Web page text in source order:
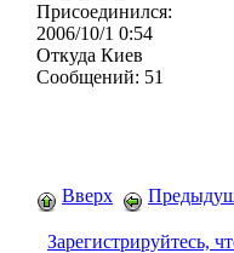
Присоединился:
2006/10/1 0:54
Откуда Киев
Сообщений: 51
Вверх
Зарегистрируйтесь,